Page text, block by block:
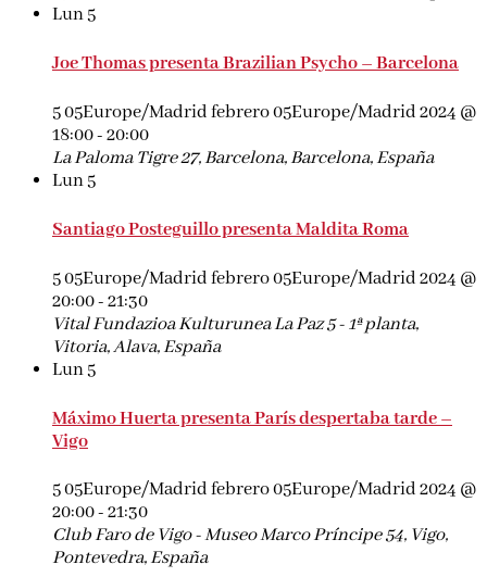
Lun5
Joe Thomas presenta Brazilian Psycho – Barcelona
5 05Europe/Madrid febrero 05Europe/Madrid 2024 @
18:00-20:00
La PalomaTigre 27, Barcelona, Barcelona, España
Lun5
Santiago Posteguillo presenta Maldita Roma
5 05Europe/Madrid febrero 05Europe/Madrid 2024 @
20:00-21:30
Vital Fundazioa KulturuneaLa Paz 5 - 1ª planta,
Vitoria, Alava, España
Lun5
Máximo Huerta presenta París despertaba tarde –
Vigo
5 05Europe/Madrid febrero 05Europe/Madrid 2024 @
20:00-21:30
Club Faro de Vigo - Museo MarcoPríncipe 54, Vigo,
Pontevedra, España